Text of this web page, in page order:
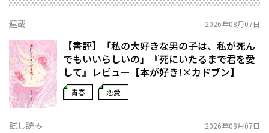
連載 2026年08月07日
【書評】「私の大好きな男の子は、私が死ん
でもいいらしいの」――『死にいたるまで君を愛
して』レビュー【本が好き!×カドブン】
青春 恋愛
試し読み 2026年08月07日